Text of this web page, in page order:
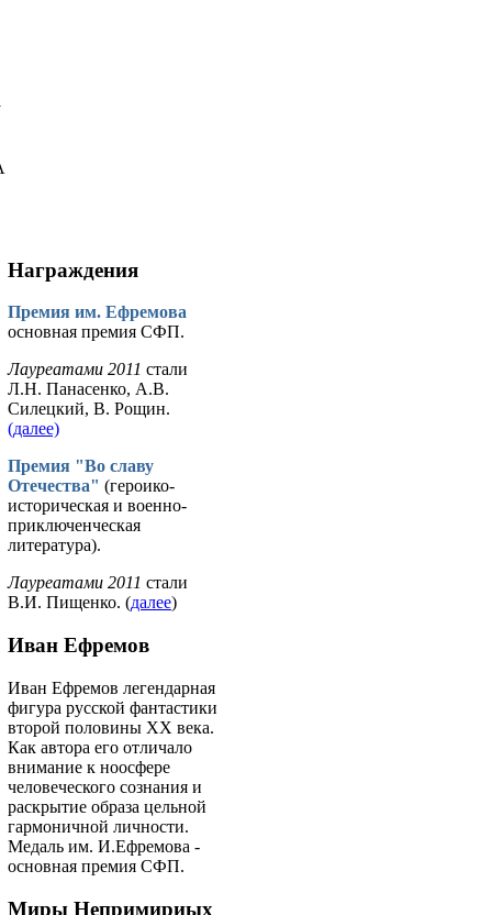
Награждения
Премия им. Ефремова
основная премия СФП.
Лауреатами 2011 стали
Л.Н. Панасенко, А.В.
Силецкий, В. Рощин.
(далее)
Премия "Во славу
Отечества" (героико-
историческая и военно-
приключенческая
литература).
Лауреатами 2011 стали
В.И. Пищенко. (далее)
Иван Ефремов
Иван Ефремов легендарная
фигура русской фантастики
второй половины ХХ века.
Как автора его отличало
внимание к ноосфере
человеческого сознания и
раскрытие образа цельной
гармоничной личности.
Медаль им. И.Ефремова -
основная премия СФП.
Миры Непримириых